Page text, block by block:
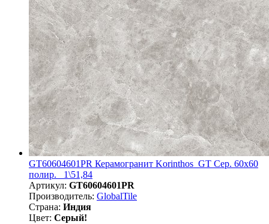
GT60604601PR Керамогранит Korinthos_GT Сер. 60x60
полир._ 1\51,84
Артикул: GT60604601PR
Производитель: GlobalTile
Страна: Индия
Цвет: Серый!